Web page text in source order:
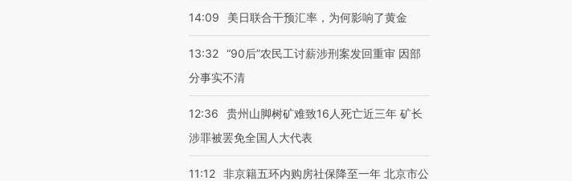
14:09 美日联合干预汇率，为何影响了黄金
13:32 “90后”农民工讨薪涉刑案发回重审 因部
分事实不清
12:36
贵州山脚树矿难致16人死亡近三年 矿长
涉罪被罢免全国人大代表
11:12 非京籍五环内购房社保降至一年 北京市公